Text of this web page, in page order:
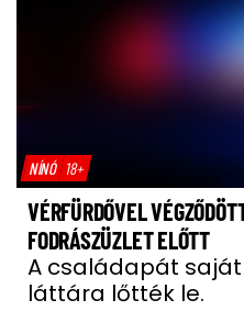
NÍNÓ 18+
VÉRFÜRDŐVEL
FODRÁSZÜZLET ELŐTT
A családapát
láttára lőtték le.